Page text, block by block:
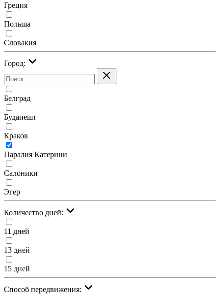
Греция
Польша
Словакия
Город:
Белград
Будапешт
Краков
Паралия Катерини
Салоники
Эгер
Количество дней:
11 дней
13 дней
15 дней
Cпособ передвижения: